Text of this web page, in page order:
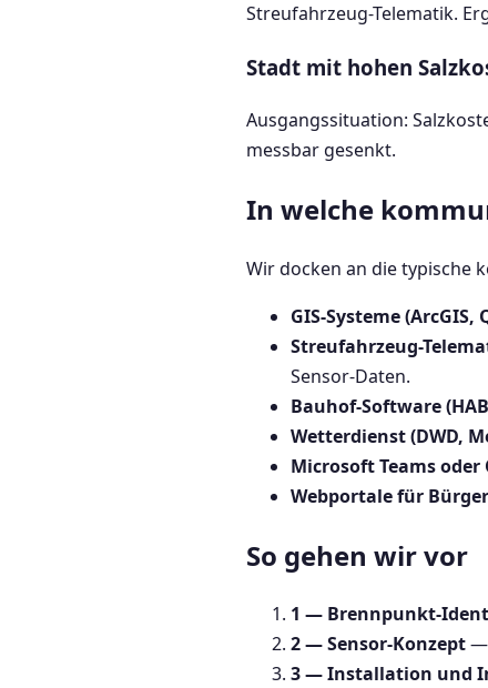
Streufahrzeug-Telematik.
Stadt mit hohen
Ausgangssituation:
messbar gesenkt.
In welche
Wir docken an die typische
GIS-Systeme (ArcGIS,
Streufahrzeug-
Sensor-Daten.
Bauhof-Software
Wetterdienst (DWD,
Microsoft Teams
Webportale für Bürger
So gehen wir vor
1 — Brennpunkt-
2 — Sensor-Konzept—
3 — Installation und